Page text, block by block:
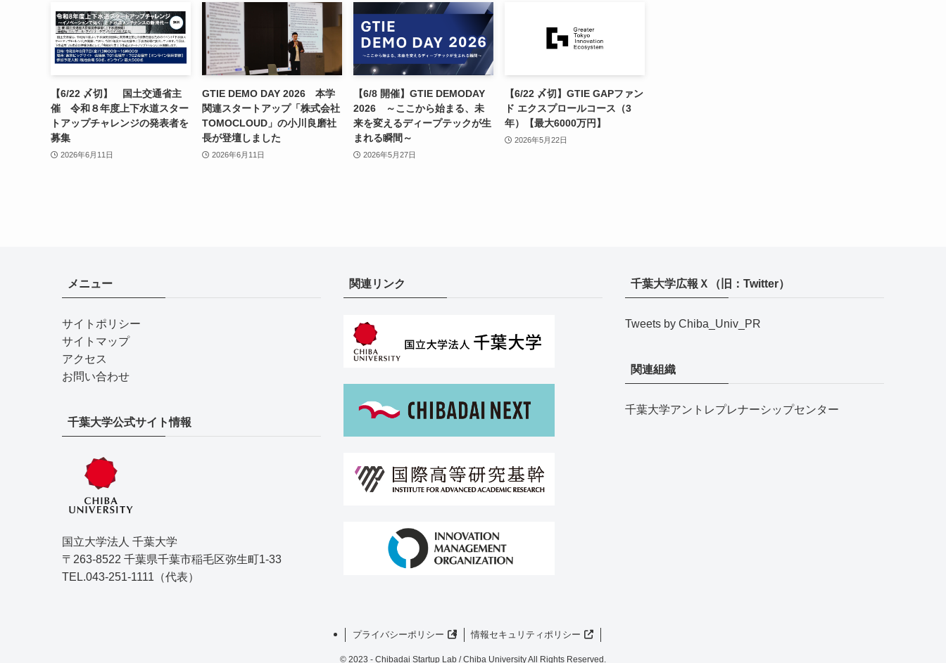
【6/22 〆切】 国土交通省主
催 令和８年度上下水道スター
トアップチャレンジの発表者を
募集
2026年6月11日
GTIE DEMO DAY 2026 本学
関連スタートアップ「株式会社
TOMOCLOUD」の小川良磨社
長が登壇しました
2026年6月11日
【6/8 開催】GTIE DEMODAY
2026 ～ここから始まる、未
来を変えるディープテックが生
まれる瞬間～
2026年5月27日
【6/22 〆切】GTIE GAPファン
ド エクスプロールコース（3
年）【最大6000万円】
2026年5月22日
メニュー
サイトポリシー
サイトマップ
アクセス
お問い合わせ
千葉大学公式サイト情報
国立大学法人 千葉大学
〒263-8522 千葉県千葉市稲毛区弥生町1-33
TEL.043-251-1111（代表）
関連リンク 千葉大学広報Ｘ（旧：Twitter）
Tweets by Chiba_Univ_PR
関連組織
千葉大学アントレプレナーシップセンター
プライバシーポリシー 情報セキュリティポリシー
© 2023 - Chibadai Startup Lab / Chiba University All Rights Reserved.